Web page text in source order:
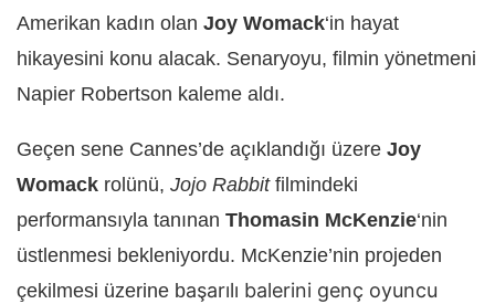
Amerikan kadın olan Joy Womack‘in hayat
hikayesini konu alacak. Senaryoyu, filmin yönetmeni
Napier Robertson kaleme aldı.
Geçen sene Cannes’de açıklandığı üzere Joy
Womack rolünü, Jojo Rabbitfilmindeki
performansıyla tanınan Thomasin McKenzie‘nin
üstlenmesi bekleniyordu. McKenzie’nin projeden
çekilmesi üzerine başarılı balerini genç oyuncu